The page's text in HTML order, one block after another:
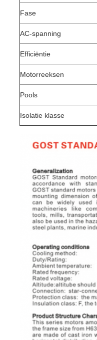
Fase
AC-spanning
Efficiëntie
Motorreeksen
Pools
Isolatie klasse